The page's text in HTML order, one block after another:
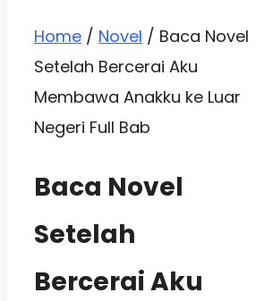
Home / Novel / Baca Novel
Setelah Bercerai Aku
Membawa Anakku ke Luar
Negeri Full Bab
Baca Novel
Setelah
Bercerai Aku